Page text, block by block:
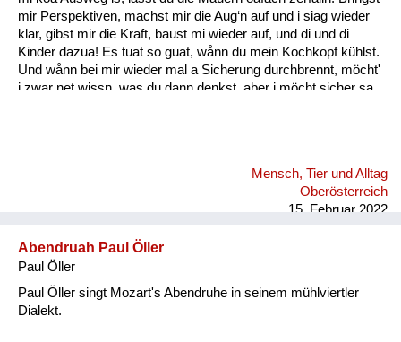
mir Perspektiven, machst mir die Aug‘n auf und i siag wieder
klar, gibst mir die Kraft, baust mi wieder auf, und di und di
Kinder dazua! Es tuat so guat, wånn du mein Kochkopf kühlst.
Und wånn bei mir wieder mal a Sicherung durchbrennt, möcht'
i zwar net wissn, was du dann denkst, aber i möcht sicher sa,
immer! Wånn i di anschau, deine Aug’n, all’s ån dir, dånn geht
Mensch, Tier und Alltag
Oberösterreich
15. Februar 2022
Abendruah Paul Öller
Paul Öller
Paul Öller singt Mozart's Abendruhe in seinem mühlviertler
Dialekt.